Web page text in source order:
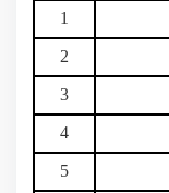
1
2
3
4
5